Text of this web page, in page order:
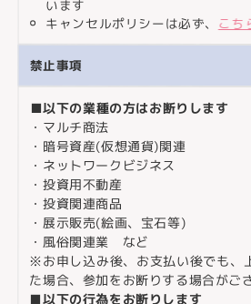
います
キャンセルポリシーは必ず、 こち
禁止事項
■以下の業種の方はお断りします
・マルチ商法
・暗号資産(仮想通貨)関連
・ネットワークビジネス
・投資用不動産
・投資関連商品
・展示販売(絵画、宝石等)
・風俗関連業 など
※お申し込み後、お支払い後でも、
た場合、参加をお断りする場合がご
■以下の行為をお断りします